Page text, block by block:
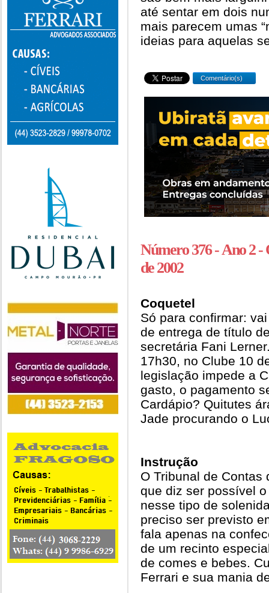
até sentar em dois
mais parecem umas
ideias para aquelas
Comentário(s)
Número 376 - Ano 2
de 2002
Coquetel
Só para confirmar:
de entrega de título
secretária Fani
17h30, no Clube 10
legislação impede a
gasto, o pagamento
Cardápio? Quitutes
Jade procurando o
Instrução
O Tribunal de Contas
que diz ser possível
nesse tipo de
preciso ser previsto
fala apenas na
de um recinto
de comes e bebes.
Ferrari e sua mania